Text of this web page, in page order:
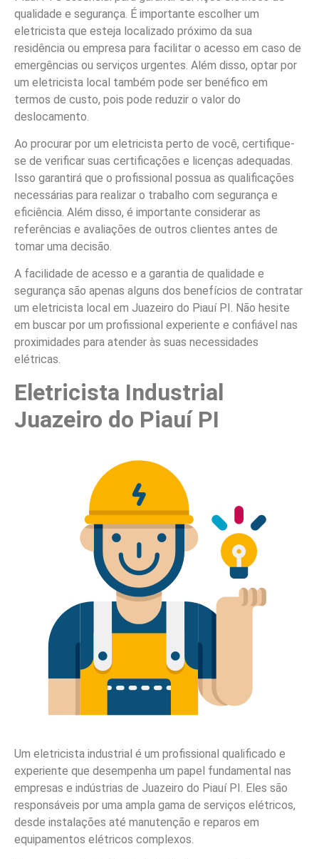
qualidade e segurança. É importante escolher um
eletricista que esteja localizado próximo da sua
residência ou empresa para facilitar o acesso em caso de
emergências ou serviços urgentes. Além disso, optar por
um eletricista local também pode ser benéfico em
termos de custo, pois pode reduzir o valor do
deslocamento.
Ao procurar por um eletricista perto de você, certifique-
se de verificar suas certificações e licenças adequadas.
Isso garantirá que o profissional possua as qualificações
necessárias para realizar o trabalho com segurança e
eficiência. Além disso, é importante considerar as
referências e avaliações de outros clientes antes de
tomar uma decisão.
A facilidade de acesso e a garantia de qualidade e
segurança são apenas alguns dos benefícios de contratar
um eletricista local em Juazeiro do Piauí PI. Não hesite
em buscar por um profissional experiente e confiável nas
proximidades para atender às suas necessidades
elétricas.
Eletricista Industrial
Juazeiro do Piauí PI
Um eletricista industrial é um profissional qualificado e
experiente que desempenha um papel fundamental nas
empresas e indústrias de Juazeiro do Piauí PI. Eles são
responsáveis por uma ampla gama de serviços elétricos,
desde instalações até manutenção e reparos em
equipamentos elétricos complexos.